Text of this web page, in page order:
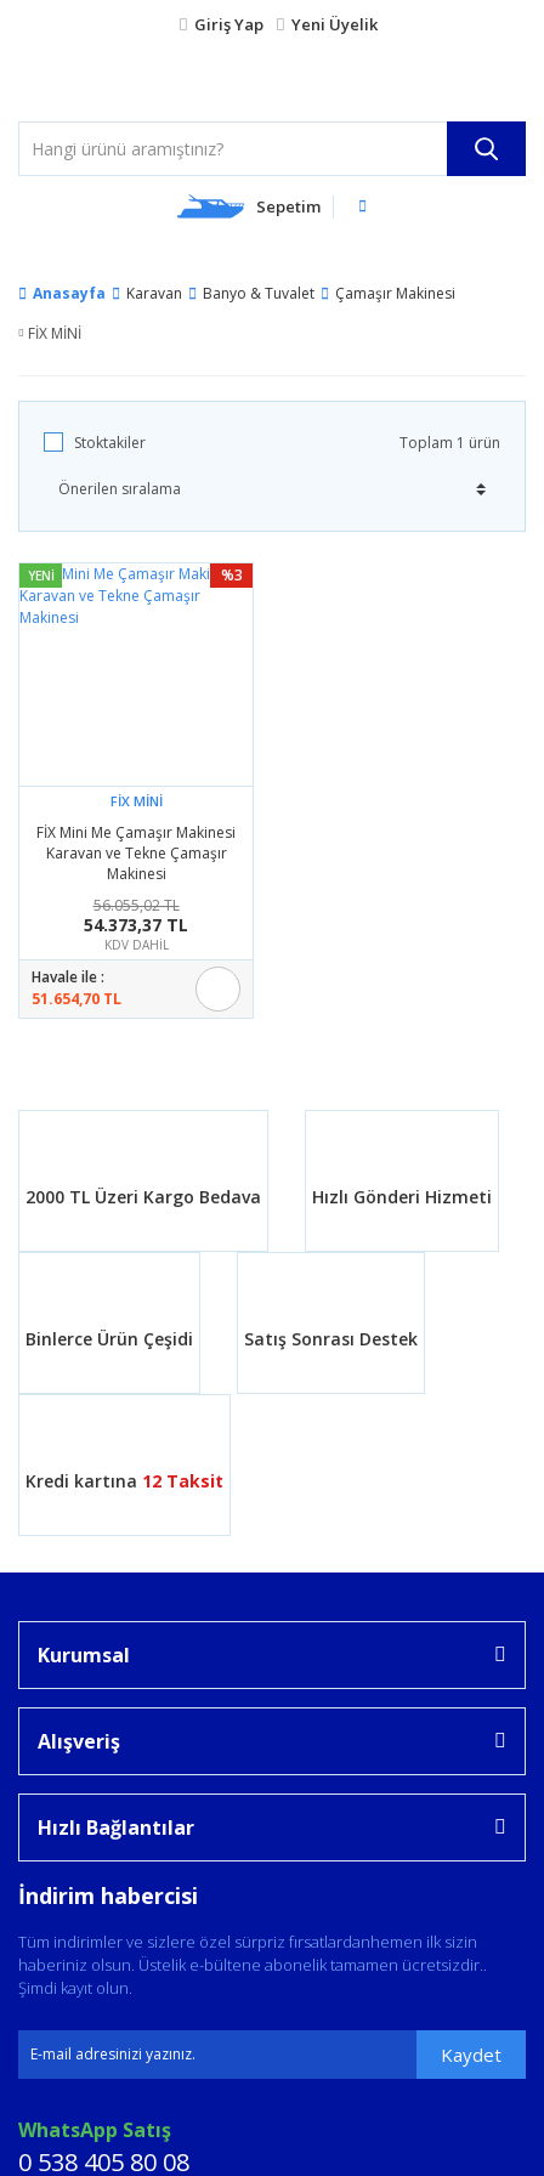
Giriş Yap Yeni Üyelik
Sepetim
Anasayfa Karavan Banyo & Tuvalet
Çamaşır Makinesi
FİX MİNİ
Stoktakiler Toplam 1 ürün
%3
YENİ
FİX MİNİ
FİX Mini Me Çamaşır Makinesi
Karavan ve Tekne Çamaşır
Makinesi
56.055,02 TL
54.373,37 TL
KDV DAHİL
Havale ile :
51.654,70 TL
2000 TL Üzeri Kargo Bedava Hızlı Gönderi Hizmeti
Binlerce Ürün Çeşidi Satış Sonrası Destek
Kredi kartına 12 Taksit
Kurumsal
Alışveriş
Hızlı Bağlantılar
İndirim habercisi
Tüm indirimler ve sizlere özel sürpriz fırsatlardanhemen ilk sizin
haberiniz olsun. Üstelik e-bültene abonelik tamamen ücretsizdir..
Şimdi kayıt olun.
Kaydet
WhatsApp Satış
0 538 405 80 08